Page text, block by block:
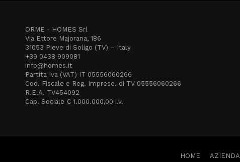
ORME - HOMES Srl
Via Ettore Majorana, 186
31053 Pieve di Soligo (TV) – Italy
+39 0438 909081
info@homes.it
Partita Iva (VAT) IT 05556060266
Cod. Fiscale e Reg. Imprese. di TV 05556060266
R.E.A. TV454092
Cap. Sociale € 1.000.000,00 i.v.
HOME AZIENDA